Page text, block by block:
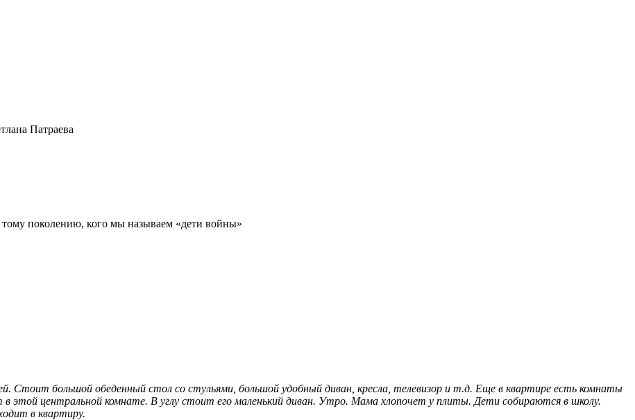
Патраева
поколению, кого мы называем «дети войны»
Стоит большой обеденный стол со стульями, большой удобный диван, кресла, телевизор и т.д. Еще в квартире есть комнаты
этой центральной комнате. В углу стоит его маленький диван. Утро. Мама хлопочет у плиты. Дети собираются в школу.
входит в квартиру.